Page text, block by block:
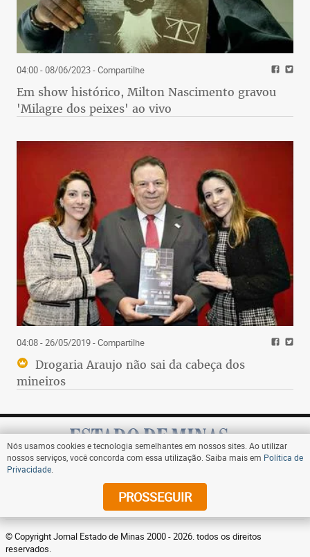
04:00 - 08/06/2023- Compartilhe
Em show histórico, Milton Nascimento gravou
'Milagre dos peixes' ao vivo
04:08 - 26/05/2019- Compartilhe
Drogaria Araujo não sai da cabeça dos
mineiros
Assine
© Copyright Jornal Estado de Minas 2000 - 2026. todos os direitos
reservados.
Nós usamos cookies e tecnologia semelhantes em nossos sites. Ao utilizar
nossos serviços, você concorda com essa utilização. Saiba mais em Política de
Privacidade
PROSSEGUIR